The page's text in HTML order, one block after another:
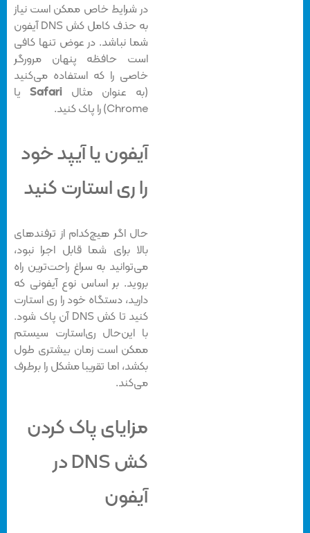
در شرایط خاص ممکن است نیاز
به حذف کامل کش DNS آیفون
شما نباشد. در عوض تنها کافی‌
است حافظه پنهان مرورگر
خاصی را که استفاده می‌کنید
(به عنوان مثالSafariیا
Chrome) را پاک کنید.
آیفون یا آیپد خود
را ری استارت کنید
حال اگر هیچ‌کدام از ترفندهای
بالا برای شما قابل اجرا نبود،
می‌توانید به سراغ راحت‌ترین راه
بروید. بر اساس نوع آیفونی که
دارید، دستگاه خود را ری استارت
کنید تا کش DNS آن پاک شود.
با این‌حال ری‌استارت سیستم
ممکن است زمان بیشتری طول
بکشد، اما تقریبا مشکل را برطرف
می‌کند.
مزایای پاک کردن
کش DNS در
آیفون